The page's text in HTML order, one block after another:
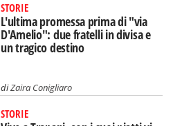
STORIE
L'ultima promessa prima di "via
D'Amelio": due fratelli in divisa e
un tragico destino
diZaira Conigliaro
STORIE